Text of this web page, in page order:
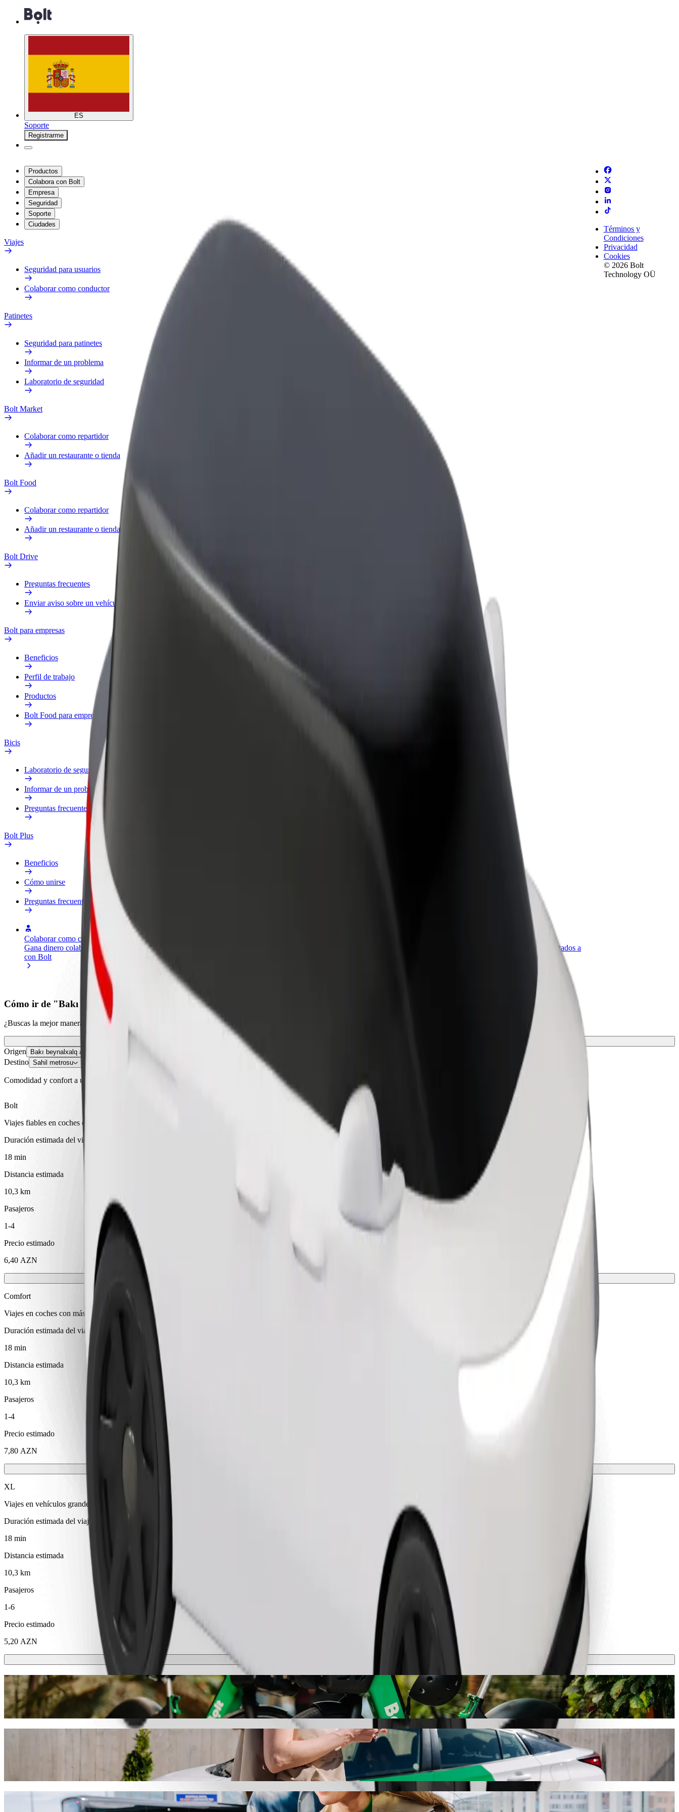
ES
Soporte
Registrarme
Productos
Colabora con Bolt
Empresa
Seguridad
Soporte
Ciudades
Viajes
Seguridad para usuarios
Colaborar como conductor
Patinetes
Seguridad para patinetes
Informar de un problema
Laboratorio de seguridad
Bolt Market
Colaborar como repartidor
Añadir un restaurante o tienda
Bolt Food
Colaborar como repartidor
Añadir un restaurante o tienda
Bolt Drive
Preguntas frecuentes
Enviar aviso sobre un vehículo
Bolt para empresas
Beneficios
Perfil de trabajo
Productos
Bolt Food para empresas
Bicis
Laboratorio de seguridad
Informar de un problema
Preguntas frecuentes
Bolt Plus
Beneficios
Cómo unirse
Preguntas frecuentes
Colaborar como conductor
Gana dinero colaborando
con Bolt
Colaborar como repartidor
Reparte comida y cobra todas las
Productos y servicios de Bolt adaptados a
Términos y
Condiciones
Privacidad
Cookies
© 2026 Bolt
Technology OÜ
Cómo ir de "Bakı beynalxalq avtovaqzalı" a "Sahil metrosu"
¿Buscas la mejor manera de ir de "Bakı beynalxalq avtovaqzalı" a "Sahil metrosu"? Echa un vistazo a nuestros servicios y encuentra la mejor opción para tu viaje.
Origen Bakı beynalxalq avtovaqzalı
Destino Sahil metrosu
Comodidad y confort a un botón de distancia
Bolt
Viajes fiables en coches estándar de tamaño medio.
Duración estimada del viaje
18 min
Distancia estimada
10,3 km
Pasajeros
1-4
Precio estimado
6,40 AZN
Comfort
Viajes en coches con más espacio para equipaje y para estirar las piernas
Duración estimada del viaje
18 min
Distancia estimada
10,3 km
Pasajeros
1-4
Precio estimado
7,80 AZN
XL
Viajes en vehículos grandes con capacidad para 6 personas
Duración estimada del viaje
18 min
Distancia estimada
10,3 km
Pasajeros
1-6
Precio estimado
5,20 AZN
Patinetes o bicis eléctricas
Muévete por Bakú en patinete o bici eléctrica
Descargar la app de Bolt
Ve de "Bakı beynalxalq avtovaqzalı" a "Sahil metrosu" con Bolt
Te recomendamos que elijas Bolt si buscas el mejor precio para ir a "Sahil metrosu". Con Bolt, el trayecto suele hacerse en 18 min y cuesta aproximadamente 5,20 AZN AZN. Sea cual sea la ocasión,
encontraremos el vehículo perfecto para ti.
Servicios de Bolt para ir de "Bakı beynalxalq avtovaqzalı" a "Sahil metrosu"